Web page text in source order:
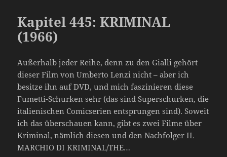
Kapitel 445: KRIMINAL
(1966)
Außerhalb jeder Reihe, denn zu den Gialli gehört
dieser Film von Umberto Lenzi nicht – aber ich
besitze ihn auf DVD, und mich faszinieren diese
Fumetti-Schurken sehr (das sind Superschurken, die
italienischen Comicserien entsprungen sind). Soweit
ich das überschauen kann, gibt es zwei Filme über
Kriminal, nämlich diesen und den Nachfolger IL
MARCHIO DI KRIMINAL/THE…